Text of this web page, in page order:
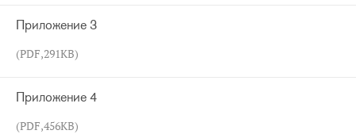
Приложение 3
(PDF,291KB)
Приложение 4
(PDF,456KB)